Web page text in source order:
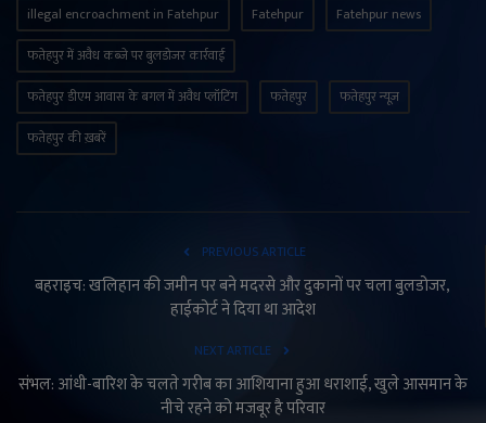
illegal encroachment in Fatehpur
Fatehpur
Fatehpur news
फतेहपुर में अवैध कब्जे पर बुलडोजर कार्रवाई
फतेहपुर डीएम आवास के बगल में अवैध प्लॉटिंग
फतेहपुर
फतेहपुर न्यूज़
फतेहपुर की ख़बरें
PREVIOUS ARTICLE
बहराइच: खलिहान की जमीन पर बने मदरसे और दुकानों पर चला बुलडोजर,
हाईकोर्ट ने दिया था आदेश
NEXT ARTICLE
संभल: आंधी-बारिश के चलते गरीब का आशियाना हुआ धराशाई, खुले आसमान के
नीचे रहने को मजबूर है परिवार